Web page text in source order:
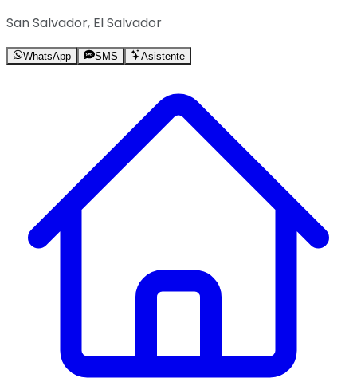
San Salvador, El Salvador
WhatsApp SMS Asistente